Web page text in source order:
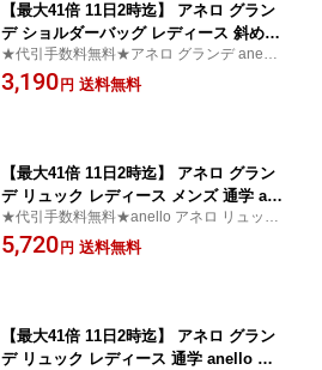
【最大41倍 11日2時迄】 アネロ グラン
デ ショルダーバッグ レディース 斜めが
けバッグ anello GRANDE メッセンジャ
ーバッグ 斜めがけ 小さい ブランド 軽
★代引手数料無料★アネロ グランデ anello
GRANDE メッセンジャーバッグ ショルダ
ー
3,190 円 送料無料
【最大41倍 11日2時迄】 アネロ グラン
デ リュック レディース メンズ 通学 an
ello GRANDE リュックサック 18L 通勤
おしゃれ オシャレ 大人 かわいい 軽量
★代引手数料無料★anello アネロ リュック
サック 通学リュック 撥水
5,720 円 送料無料
【最大41倍 11日2時迄】 アネロ グラン
デ リュック レディース 通学 anello GR